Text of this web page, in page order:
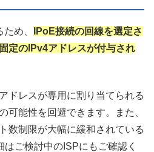
め、
IPoE接続の回線を選定さ
定のIPv4アドレスが付与され
ドレスが専用に割り当てられる
可能性を回避できます。また、
数制限が大幅に緩和されている
はご検討中のISPにもご確認く